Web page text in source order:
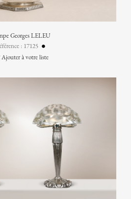
Georges LELEU
: 17125
Ajouter à votre liste